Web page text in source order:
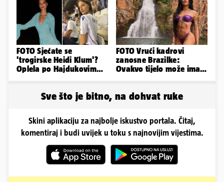
FOTO Sjećate se
'trogirske Heidi Klum'?
Oplela po Hajdukovim
FOTO Vrući kadrovi
zanosne Brazilke:
Ovakvo tijelo može imati
Sve što je bitno, na dohvat ruke
Skini aplikaciju za najbolje iskustvo portala. Čitaj,
komentiraj i budi uvijek u toku s najnovijim vijestima.